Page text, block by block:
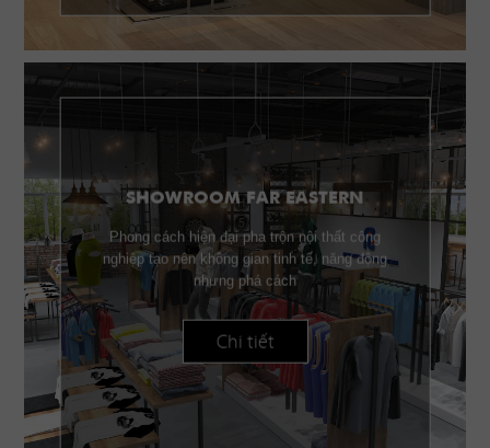
SHOWROOM FAR EASTERN
Phong cách hiện đại pha trộn nội thất công
nghiệp tạo nên không gian tinh tế, năng động
nhưng phá cách
Chi tiết